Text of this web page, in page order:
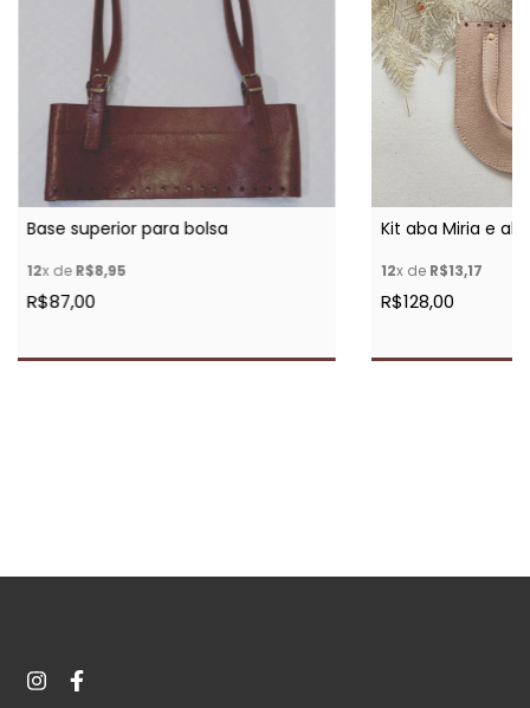
Base superior para bolsa
12x deR$8,95
R$87,00
Kit aba Miria e
12x de R$13,17
R$128,00